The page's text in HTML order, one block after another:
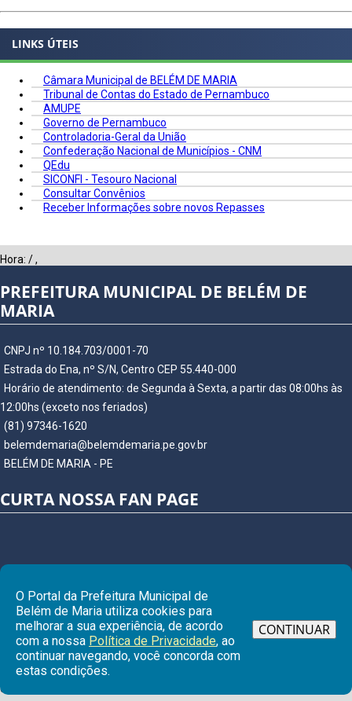
LINKS ÚTEIS
Câmara Municipal de BELÉM DE MARIA
Tribunal de Contas do Estado de Pernambuco
AMUPE
Governo de Pernambuco
Controladoria-Geral da União
Confederação Nacional de Municípios - CNM
QEdu
SICONFI - Tesouro Nacional
Consultar Convênios
Receber Informações sobre novos Repasses
Hora: /,
PREFEITURA MUNICIPAL DE BELÉM DE
MARIA
CNPJ nº 10.184.703/0001-70
Estrada do Ena, nº S/N, Centro CEP 55.440-000
Horário de atendimento: de Segunda à Sexta, a partir das 08:00hs às
12:00hs (exceto nos feriados)
(81) 97346-1620
belemdemaria@belemdemaria.pe.gov.br
BELÉM DE MARIA - PE
CURTA NOSSA FAN PAGE
© Copyright 2026 Prefeitura Municipal de BELÉM DE MARIA | Todos os
direitos reservados
O Portal da Prefeitura Municipal de
Belém de Maria utiliza cookies para
melhorar a sua experiência, de acordo
com a nossa Política de Privacidade, ao
continuar navegando, você concorda com
estas condições.
CONTINUAR